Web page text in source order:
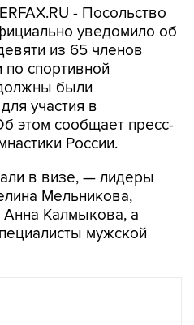
- Посольство
уведомило об
из 65 членов
по спортивной
были
участия в
этом сообщает пресс-
России.
в визе, — лидеры
Мельникова,
Анна Калмыкова, а
мужской